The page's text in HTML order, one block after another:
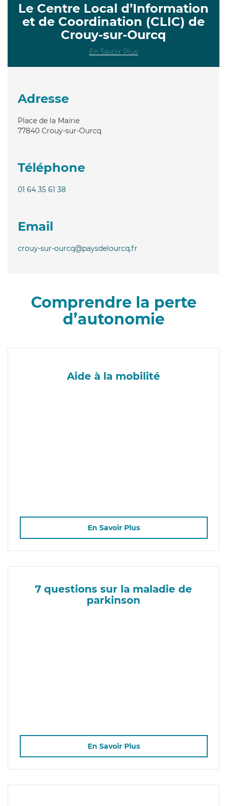
Le Centre Local d’Information
et de Coordination (CLIC) de
Crouy-sur-Ourcq
En Savoir Plus
Adresse
Place de la Mairie
77840 Crouy-sur-Ourcq
Téléphone
01 64 35 61 38
Email
crouy-sur-ourcq@paysdelourcq.fr
Comprendre la perte
d’autonomie
Aide à la mobilité
En Savoir Plus
7 questions sur la maladie de
parkinson
En Savoir Plus